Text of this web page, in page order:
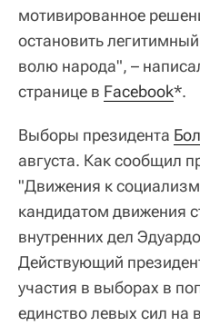
мотивированное
остановить
волю народа", –
странице в Facebook*.
Выборы президента
августа. Как сообщил
"Движения к
кандидатом движения
внутренних дел
Действующий
участия в выборах в
единство левых сил на